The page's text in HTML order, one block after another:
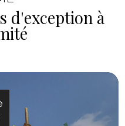
d'exception à